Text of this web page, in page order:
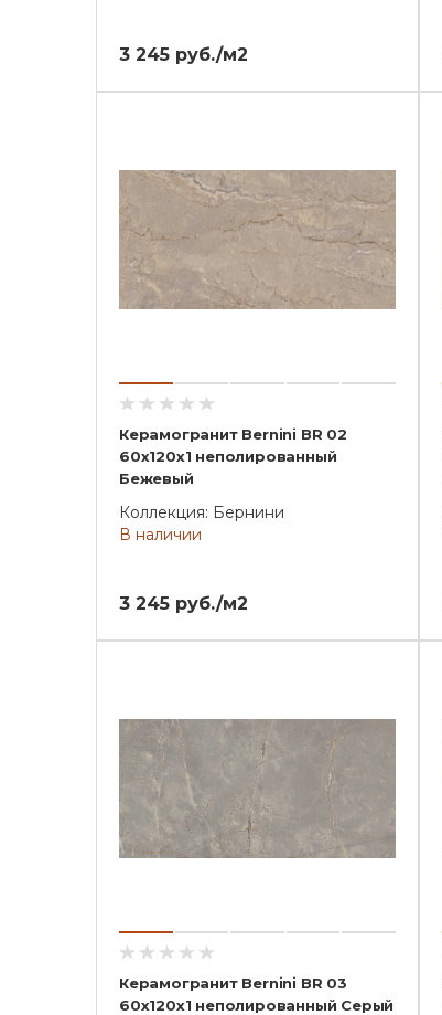
3 245 руб./м2
Керамогранит Bernini BR 02
60x120x1 неполированный
Бежевый
Коллекция: Бернини
В наличии
3 245 руб./м2
Керамогранит Bernini BR 03
60x120x1 неполированный Серый